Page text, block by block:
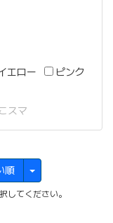
エロー
ピンク
スマ
順
してください。